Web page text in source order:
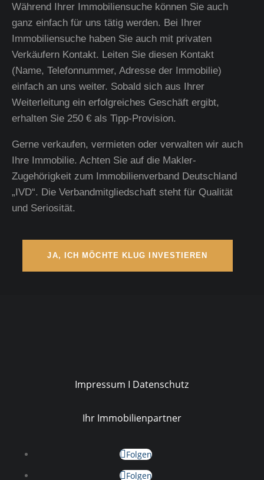
Während Ihrer Immobiliensuche können Sie auch
ganz einfach für uns tätig werden. Bei Ihrer
Immobiliensuche haben Sie auch mit privaten
Verkäufern Kontakt. Leiten Sie diesen Kontakt
(Name, Telefonnummer, Adresse der Immobilie)
einfach an uns weiter. Sobald sich aus Ihrer
Weiterleitung ein erfolgreiches Geschäft ergibt,
erhalten Sie 250 € als Tipp-Provision.
Gerne verkaufen, vermieten oder verwalten wir auch
Ihre Immobilie. Achten Sie auf die Makler-
Zugehörigkeit zum Immobilienverband Deutschland
„IVD“. Die Verbandmitgliedschaft steht für Qualität
und Seriosität.
JA, ICH MÖCHTE KLUG INVESTIEREN
Impressum I Datenschutz
Ihr Immobilienpartner
Folgen
Folgen